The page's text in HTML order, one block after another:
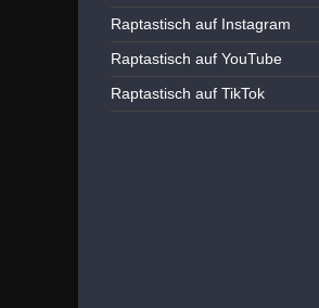
Raptastisch auf Instagram
Raptastisch auf YouTube
Raptastisch auf TikTok